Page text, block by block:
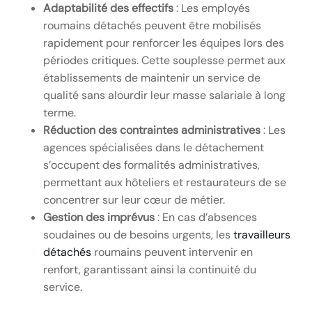
Adaptabilité des effectifs: Les employés
roumains détachés peuvent être mobilisés
rapidement pour renforcer les équipes lors des
périodes critiques. Cette souplesse permet aux
établissements de maintenir un service de
qualité sans alourdir leur masse salariale à long
terme.
Réduction des contraintes administratives: Les
agences spécialisées dans le détachement
s’occupent des formalités administratives,
permettant aux hôteliers et restaurateurs de se
concentrer sur leur cœur de métier.
Gestion des imprévus: En cas d’absences
soudaines ou de besoins urgents, lestravailleurs
détachés roumains peuvent intervenir en
renfort, garantissant ainsi la continuité du
service.